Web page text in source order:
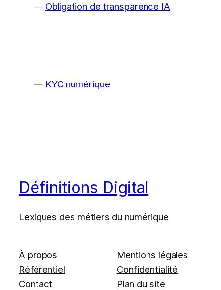
Obligation de transparence IA
KYC numérique
Définitions Digital
Lexiques des métiers du numérique
À propos
Référentiel
Contact
Mentions légales
Confidentialité
Plan du site